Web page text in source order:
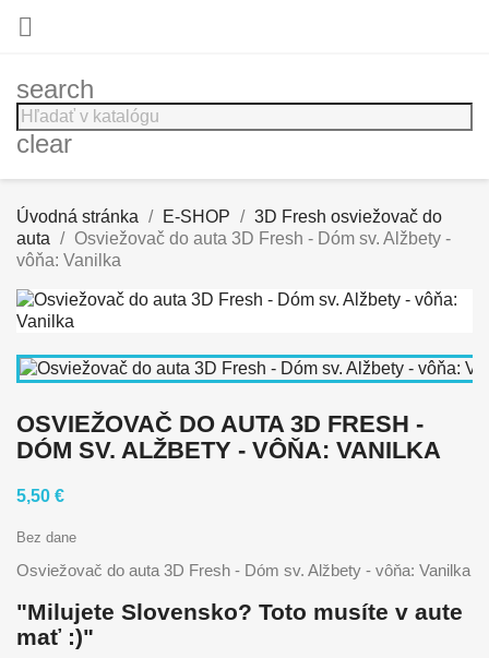

search
clear
Úvodná stránka E-SHOP
3D Fresh osviežovač do
auta
Osviežovač do auta 3D Fresh - Dóm sv. Alžbety -
vôňa: Vanilka
OSVIEŽOVAČ DO AUTA 3D FRESH -
DÓM SV. ALŽBETY - VÔŇA: VANILKA
5,50 €
Bez dane
Osviežovač do auta 3D Fresh - Dóm sv. Alžbety - vôňa: Vanilka
"Milujete Slovensko? Toto musíte v aute
mať :)"